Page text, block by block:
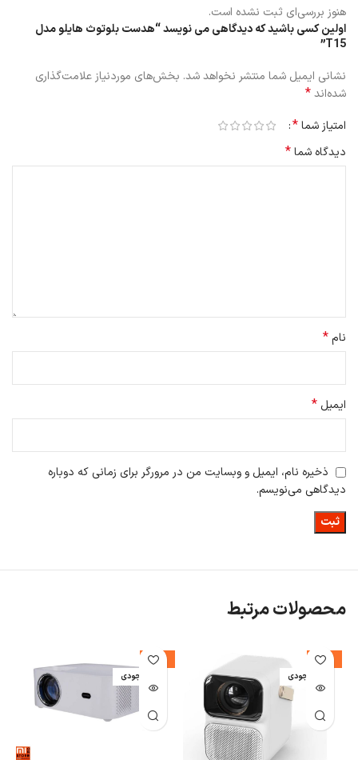
هنوز بررسی‌ای ثبت نشده است.
اولین کسی باشید که دیدگاهی می نویسد “هدست بلوتوث هایلو مدل
T15”
نشانی ایمیل شما منتشر نخواهد شد. بخش‌های موردنیاز علامت‌گذاری
شده‌اند*
امتیاز شما*
دیدگاه شما*
نام*
ایمیل *
ذخیره نام، ایمیل و وبسایت من در مرورگر برای زمانی که دوباره
دیدگاهی می‌نویسم.
محصولات مرتبط
-14%
اتمام موجودی
-25%
اتمام موجودی